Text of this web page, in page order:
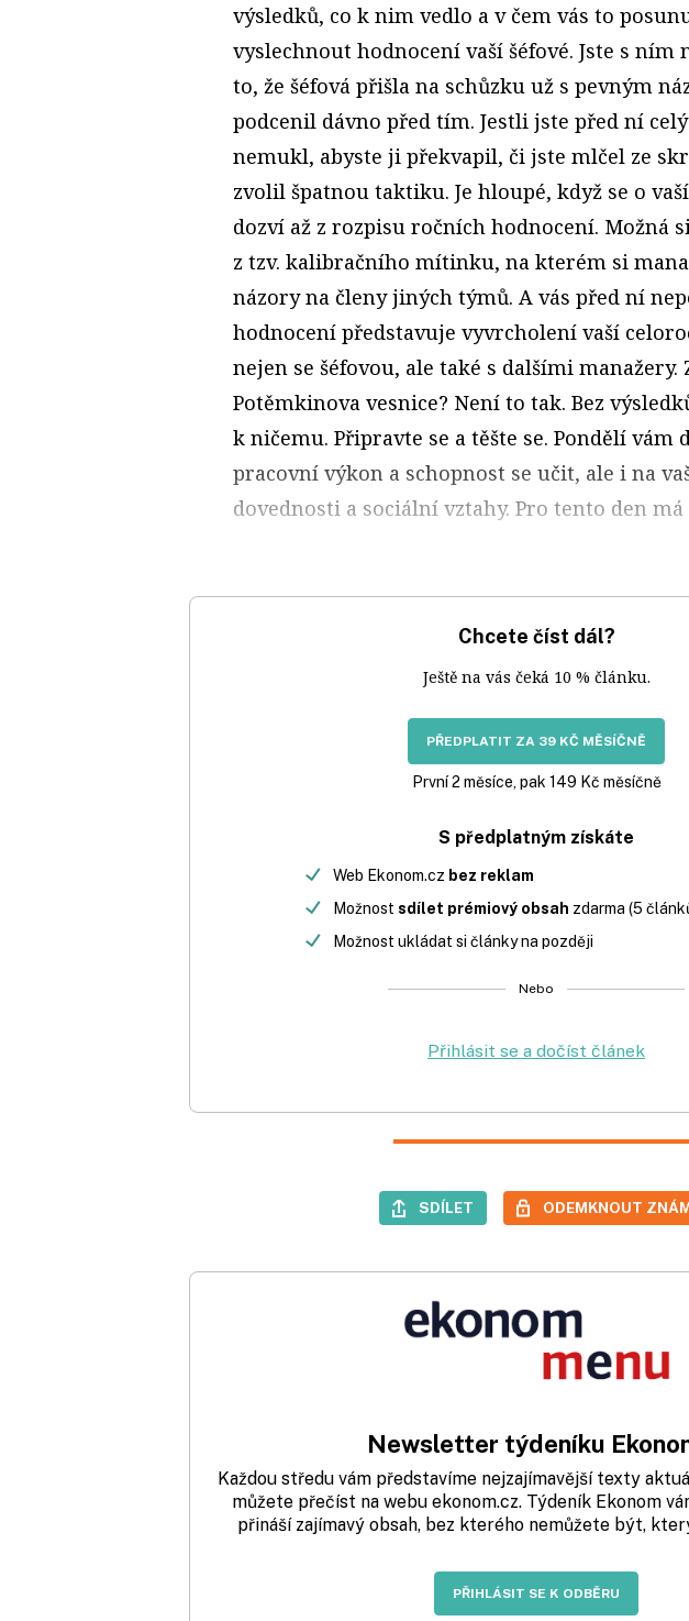
výsledků, co k nim vedlo a v čem vás to
vyslechnout hodnocení vaší šéfové. Jste s ním
to, že šéfová přišla na schůzku už s pevným
podcenil dávno před tím. Jestli jste před ní
nemukl, abyste ji překvapil, či jste mlčel ze
zvolil špatnou taktiku. Je hloupé, když se o
dozví až z rozpisu ročních hodnocení. Možná
z tzv. kalibračního mítinku, na kterém si
názory na členy jiných týmů. A vás před ní
hodnocení představuje vyvrcholení vaší
nejen se šéfovou, ale také s dalšími manažery.
Potěmkinova vesnice? Není to tak. Bez
k ničemu. Připravte se a těšte se. Pondělí vám
pracovní výkon a schopnost se učit, ale i na
dovednosti a sociální vztahy. Pro tento den
Chcete číst dál?
Ještě na vás čeká 10 % článku.
PŘEDPLATIT ZA 39 KČ MĚSÍČNĚ
První 2 měsíce, pak 149 Kč měsíčně
S předplatným získáte
Web Ekonom.cz bez reklam
Možnost sdílet prémiový obsah zdarma (5
Možnost ukládat si články na později
Nebo
Přihlásit se a dočíst článek
SDÍLET ODEMKNOUT
Newsletter týdeníku
Každou středu vám představíme nejzajímavější texty
můžete přečíst na webu ekonom.cz. Týdeník Ekonom
přináší zajímavý obsah, bez kterého nemůžete být,
PŘIHLÁSIT SE K ODBĚRU